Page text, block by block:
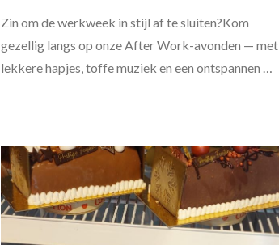
Zin om de werkweek in stijl af te sluiten?Kom
gezellig langs op onze After Work-avonden — met
lekkere hapjes, toffe muziek en een ontspannen …